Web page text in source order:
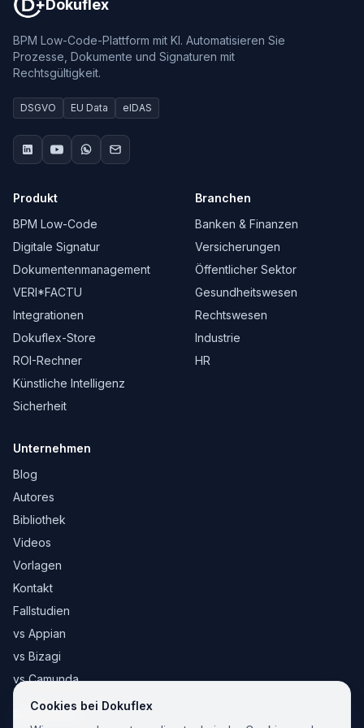
Dokuflex
BPM Low-Code-Plattform mit KI. Automatisieren Sie
Prozesse, Dokumente und Signaturen mit
Rechtsgültigkeit.
DSGVO EU Data eIDAS
Produkt
BPM Low-Code
Digitale Signatur
Dokumentenmanagement
VERI*FACTU
Integrationen
Dokuflex-Store
ROI-Rechner
Künstliche Intelligenz
Sicherheit
Branchen
Banken & Finanzen
Versicherungen
Öffentlicher Sektor
Gesundheitswesen
Rechtswesen
Industrie
HR
Unternehmen
Blog
Autores
Bibliothek
Videos
Vorlagen
Kontakt
Fallstudien
vs Appian
vs Bizagi
vs Camunda
Rechtliches
Cookies bei Dokuflex